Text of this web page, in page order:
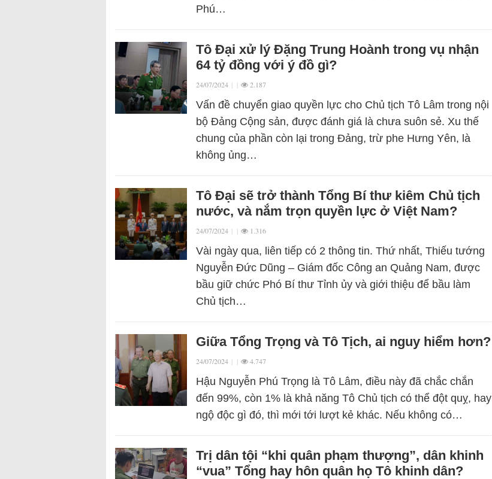
Phú…
Tô Đại xử lý Đặng Trung Hoành trong vụ nhận
64 tỷ đồng với ý đồ gì?
24/07/2024 | | 2.187
Vấn đề chuyển giao quyền lực cho Chủ tịch Tô Lâm trong nội
bộ Đảng Cộng sản, được đánh giá là chưa suôn sẻ. Xu thế
chung của phần còn lại trong Đảng, trừ phe Hưng Yên, là
không ủng…
Tô Đại sẽ trở thành Tổng Bí thư kiêm Chủ tịch
nước, và nắm trọn quyền lực ở Việt Nam?
24/07/2024 | | 1.316
Vài ngày qua, liên tiếp có 2 thông tin. Thứ nhất, Thiếu tướng
Nguyễn Đức Dũng – Giám đốc Công an Quảng Nam, được
bầu giữ chức Phó Bí thư Tỉnh ủy và giới thiệu để bầu làm
Chủ tịch…
Giữa Tổng Trọng và Tô Tịch, ai nguy hiểm hơn?
24/07/2024 | | 4.747
Hậu Nguyễn Phú Trọng là Tô Lâm, điều này đã chắc chắn
đến 99%, còn 1% là khả năng Tô Chủ tịch có thể đột quỵ, hay
ngộ độc gì đó, thì mới tới lượt kẻ khác. Nếu không có…
Trị dân tội “khi quân phạm thượng”, dân khinh
“vua” Tổng hay hôn quân họ Tô khinh dân?